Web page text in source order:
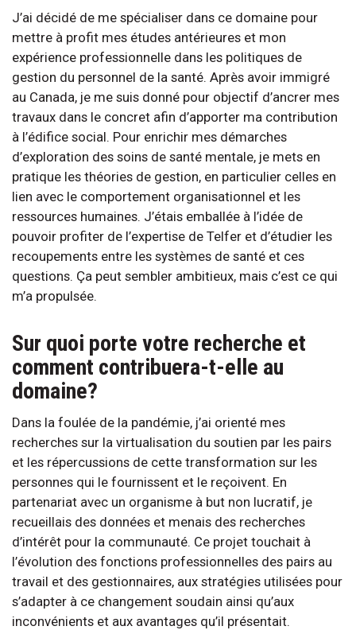
J’ai décidé de me spécialiser dans ce domaine pour
mettre à profit mes études antérieures et mon
expérience professionnelle dans les politiques de
gestion du personnel de la santé. Après avoir immigré
au Canada, je me suis donné pour objectif d’ancrer mes
travaux dans le concret afin d’apporter ma contribution
à l’édifice social. Pour enrichir mes démarches
d’exploration des soins de santé mentale, je mets en
pratique les théories de gestion, en particulier celles en
lien avec le comportement organisationnel et les
ressources humaines. J’étais emballée à l’idée de
pouvoir profiter de l’expertise de Telfer et d’étudier les
recoupements entre les systèmes de santé et ces
questions. Ça peut sembler ambitieux, mais c’est ce qui
m’a propulsée.
Sur quoi porte votre recherche et
comment contribuera-t-elle au
domaine?
Dans la foulée de la pandémie, j’ai orienté mes
recherches sur la virtualisation du soutien par les pairs
et les répercussions de cette transformation sur les
personnes qui le fournissent et le reçoivent. En
partenariat avec un organisme à but non lucratif, je
recueillais des données et menais des recherches
d’intérêt pour la communauté. Ce projet touchait à
l’évolution des fonctions professionnelles des pairs au
travail et des gestionnaires, aux stratégies utilisées pour
s’adapter à ce changement soudain ainsi qu’aux
inconvénients et aux avantages qu’il présentait.